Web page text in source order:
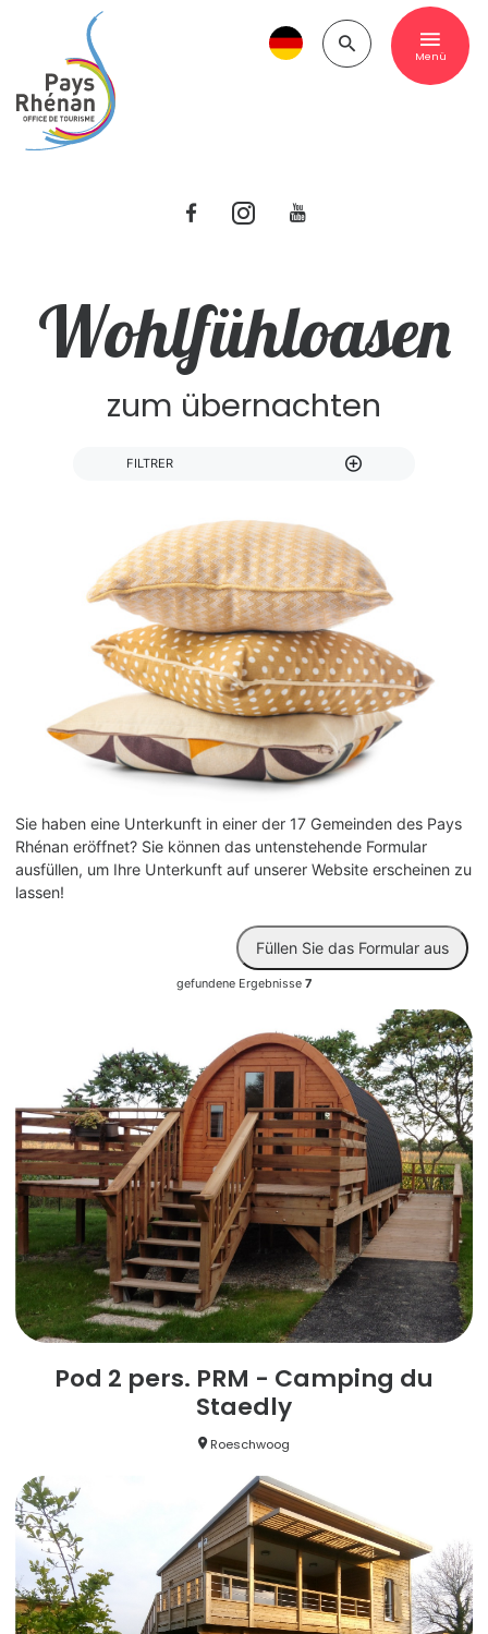
Menü
Wohlfühloasen
zum übernachten
FILTRER
Sie haben eine Unterkunft in einer der 17 Gemeinden des Pays
Rhénan eröffnet? Sie können das untenstehende Formular
ausfüllen, um Ihre Unterkunft auf unserer Website erscheinen zu
lassen!
Füllen Sie das Formular aus
gefundene Ergebnisse 7
Pod 2 pers. PRM - Camping du
Staedly
Roeschwoog